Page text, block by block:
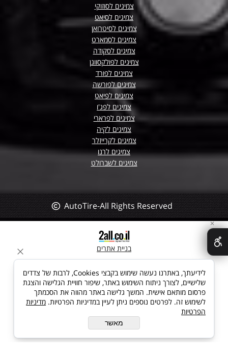
צמיגים לסוזוקי
צמיגים לסיאט
צמיגים לסיטרואן
צמיגים לסמארט
צמיגים לסקודה
צמיגים לפולקסווגן
צמיגים לפורד
צמיגים לפורשה
צמיגים לפיאט
צמיגים לפג'ו
צמיגים לפרארי
צמיגים לקיה
צמיגים לקרייזלר
צמיגים לרנו
צמיגים לשברולט
AutoTire-All Rights Reserved
בניית אתרים
✕
לידיעתך, באתרנו נעשה שימוש בקבצי Cookies, לרבות של צדדים
שלישיים, לצורך ניתוח השימוש באתר, שיפור חוויית הגלישה והצגת
פרסום מותאם אישית. המשך גלישה באתר מהווה את הסכמתך
לשימוש זה. לפרטים נוספים ניתן לעיין במדיניות הפרטיות. מדיניות
הפרטיות
מאשר